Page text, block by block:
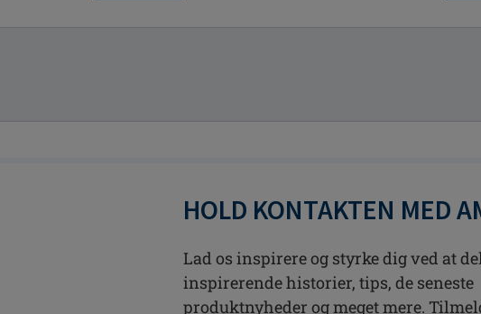
HOLD KONTAKTEN MED
Lad os inspirere og styrke dig ved at
inspirerende historier, tips, de seneste
produktnyheder og meget mere.